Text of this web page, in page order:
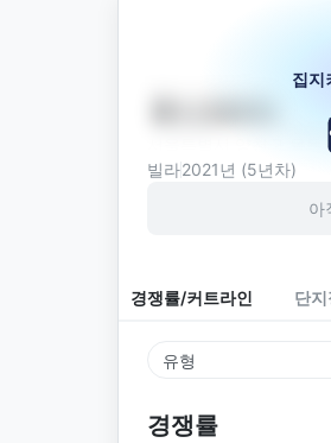
서울특별시 양천구 목
빌라2021년 (5년차)
아
경쟁률/커트라인 단지
유형
경쟁률
집지